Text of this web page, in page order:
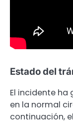
Estado del
El incidente
en la normal
continuación,